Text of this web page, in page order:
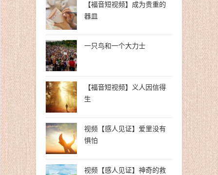
【福音短视频】成为贵重的
器皿
一只鸟和一个大力士
【福音短视频】义人因信得
生
视频【感人见证】爱里没有
惧怕
视频【感人见证】神奇的救